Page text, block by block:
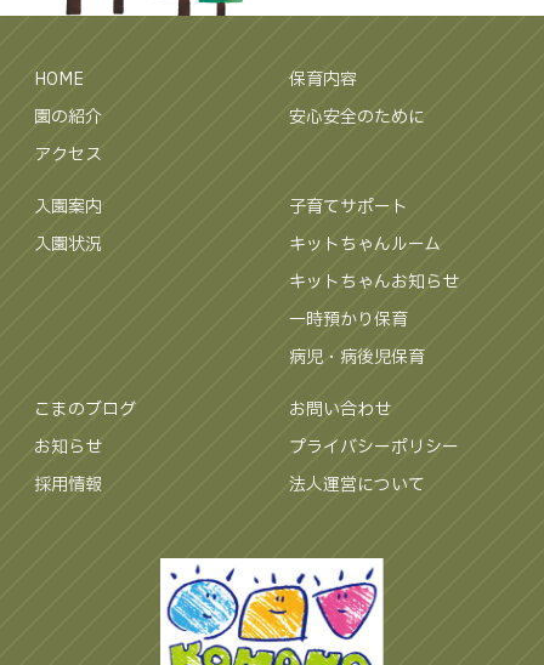
HOME
園の紹介
アクセス
保育内容
安心安全のために
入園案内
入園状況
子育てサポート
キットちゃんルーム
キットちゃんお知らせ
一時預かり保育
病児・病後児保育
こまのブログ
お知らせ
採用情報
お問い合わせ
プライバシーポリシー
法人運営について